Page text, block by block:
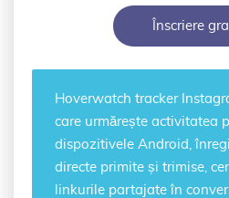
Înscriere
Hoverwatch tracker
care urmărește activitatea
dispozitivele Android,
directe primite și trimise,
linkurile partajate în